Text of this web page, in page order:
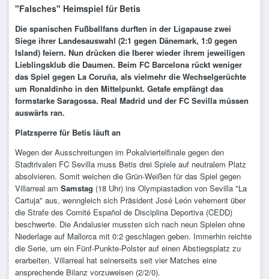
"Falsches" Heimspiel für Betis
Die spanischen Fußballfans durften in der Ligapause zwei
Siege ihrer Landesauswahl (2:1 gegen Dänemark, 1:0 gegen
Island) feiern. Nun drücken die Iberer wieder ihrem jeweiligen
Lieblingsklub die Daumen. Beim FC Barcelona rückt weniger
das Spiel gegen La Coruña, als vielmehr die Wechselgerüchte
um Ronaldinho in den Mittelpunkt. Getafe empfängt das
formstarke Saragossa. Real Madrid und der FC Sevilla müssen
auswärts ran.
Platzsperre für Betis läuft an
Wegen der Ausschreitungen im Pokalviertelfinale gegen den
Stadtrivalen FC Sevilla muss Betis drei Spiele auf neutralem Platz
absolvieren. Somit weichen die Grün-Weißen für das Spiel gegen
Villarreal am Samstag (18 Uhr) ins Olympiastadion von Sevilla "La
Cartuja" aus, wenngleich sich Präsident José León vehement über
die Strafe des Comité Español de Disciplina Deportiva (CEDD)
beschwerte. Die Andalusier mussten sich nach neun Spielen ohne
Niederlage auf Mallorca mit 0:2 geschlagen geben. Immerhin reichte
die Serie, um ein Fünf-Punkte-Polster auf einen Abstiegsplatz zu
erarbeiten. Villarreal hat seinerseits seit vier Matches eine
ansprechende Bilanz vorzuweisen (2/2/0).